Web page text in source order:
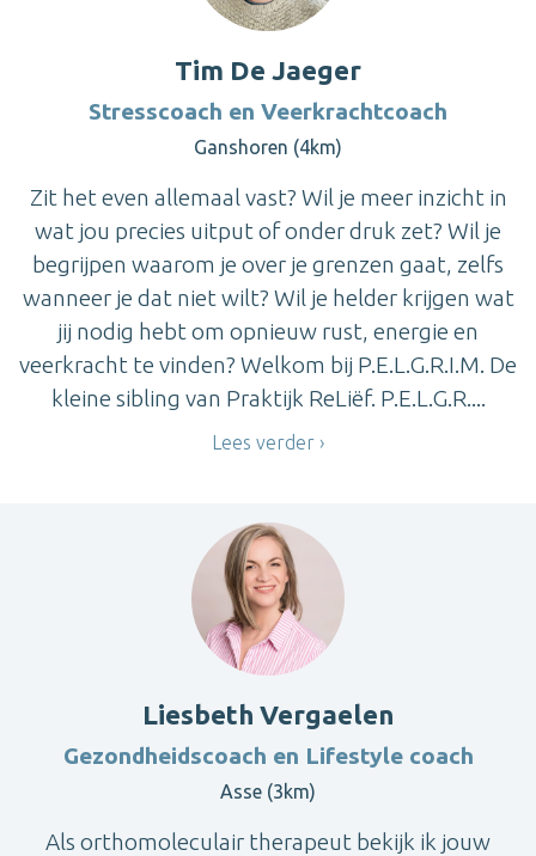
Tim De Jaeger
Stresscoach en Veerkrachtcoach
Ganshoren (4km)
Zit het even allemaal vast? Wil je meer inzicht in
wat jou precies uitput of onder druk zet? Wil je
begrijpen waarom je over je grenzen gaat, zelfs
wanneer je dat niet wilt? Wil je helder krijgen wat
jij nodig hebt om opnieuw rust, energie en
veerkracht te vinden? Welkom bij P.E.L.G.R.I.M. De
kleine sibling van Praktijk ReLiëf. P.E.L.G.R....
Lees verder
Liesbeth Vergaelen
Gezondheidscoach en Lifestyle coach
Asse (3km)
Als orthomoleculair therapeut bekijk ik jouw